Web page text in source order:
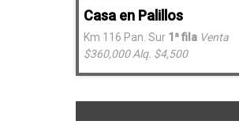
Casa en Palillos
Km 116 Pan. Sur 1ª fila Venta
$360,000Alq. $4,500